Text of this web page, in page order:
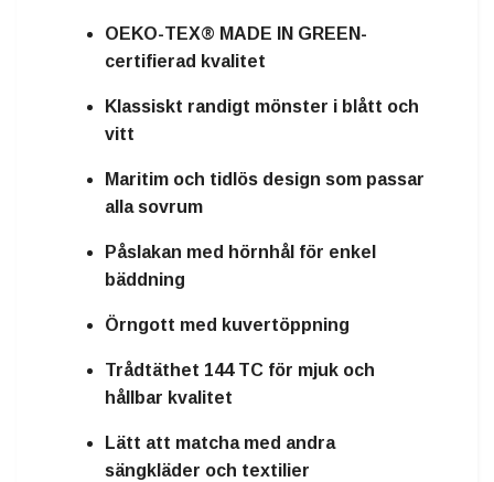
OEKO-TEX® MADE IN GREEN-
certifierad kvalitet
Klassiskt randigt mönster i blått och
vitt
Maritim och tidlös design som passar
alla sovrum
Påslakan med hörnhål för enkel
bäddning
Örngott med kuvertöppning
Trådtäthet 144 TC för mjuk och
hållbar kvalitet
Lätt att matcha med andra
sängkläder och textilier